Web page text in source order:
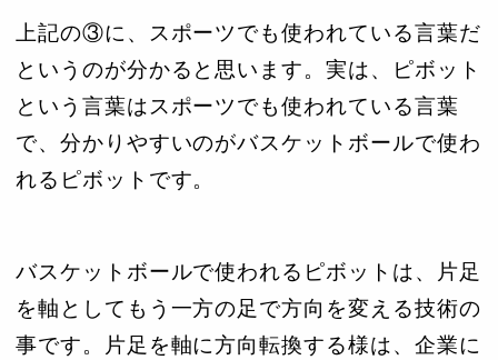
上記の③に、スポーツでも使われている言葉だ
というのが分かると思います。実は、ピボット
という言葉はスポーツでも使われている言葉
で、分かりやすいのがバスケットボールで使わ
れるピボットです。
バスケットボールで使われるピボットは、片足
を軸としてもう一方の足で方向を変える技術の
事です。片足を軸に方向転換する様は、企業に